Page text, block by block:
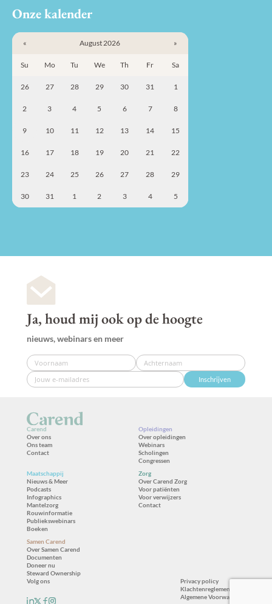
Onze kalender
« August 2026 »
Su Mo Tu We Th Fr Sa
26 27 28 29 30 31 1
2 3 4 5 6 7 8
9 10 11 12 13 14 15
16 17 18 19 20 21 22
23 24 25 26 27 28 29
30 31 1 2 3 4 5
Ja, houd mij ook op de hoogte
nieuws, webinars en meer
Inschrijven
Carend
Over ons
Ons team
Contact
Opleidingen
Over opleidingen
Webinars
Scholingen
Congressen
Maatschappij
Nieuws & Meer
Podcasts
Infographics
Mantelzorg
Rouwinformatie
Publiekswebinars
Boeken
Zorg
Over Carend Zorg
Voor patiënten
Voor verwijzers
Contact
Samen Carend
Over Samen Carend
Documenten
Doneer nu
Steward Ownership
Volg ons
Privacy policy
Klachtenreglement
Algemene Voorwaarden